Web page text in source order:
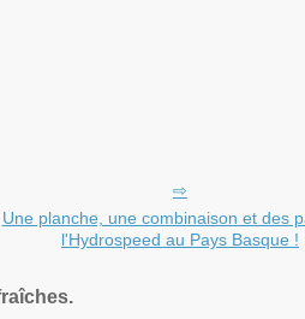
Une planche, une combinaison et des
l'Hydrospeed au Pays Basque !